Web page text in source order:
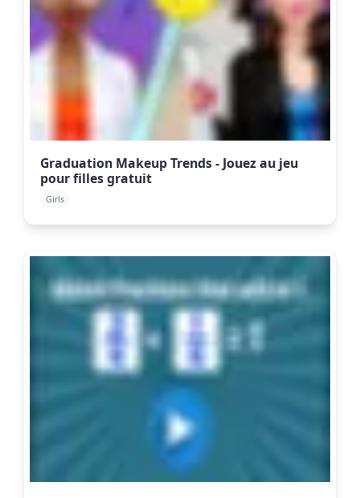
Graduation Makeup Trends - Jouez au jeu
pour filles gratuit
Girls